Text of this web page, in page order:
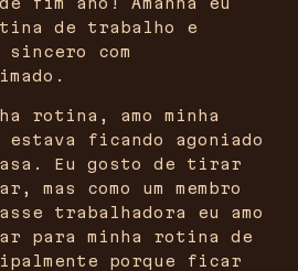
de trabalho e
com
rotina, amo minha
estava ficando agoniado
Eu gosto de tirar
como um membro
trabalhadora eu amo
para minha rotina de
porque ficar